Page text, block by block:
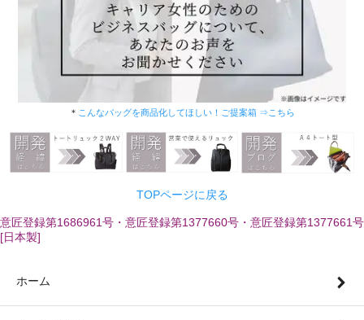
＊ こんなバッグを商品化してほしい！ご提案箱 ⇒こちら
TOPページに戻る
意匠登録第1686961号・意匠登録第1377660号・意匠登録第1377661号
[日本製]
ホーム